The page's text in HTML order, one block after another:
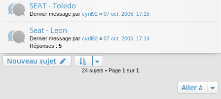
SEAT - Toledo
Dernier message par cyril92 « 07 oct. 2006, 17:15
Seat - Leon
Dernier message par cyril92 « 07 oct. 2006, 17:14
Réponses : 5
Nouveau sujet
24 sujets • Page 1 sur 1
Aller à